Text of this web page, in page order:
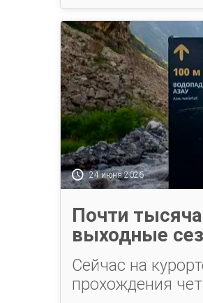
24 июня 2026
Почти
выходные
Сейчас на
прохождения